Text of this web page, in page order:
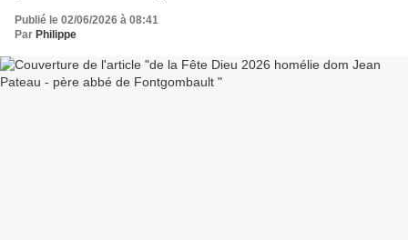
Publié le 02/06/2026 à 08:41
Par Philippe